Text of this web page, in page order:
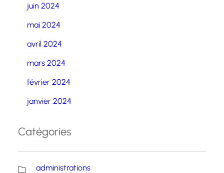
juin 2024
mai 2024
avril 2024
mars 2024
février 2024
janvier 2024
Catégories
administrations